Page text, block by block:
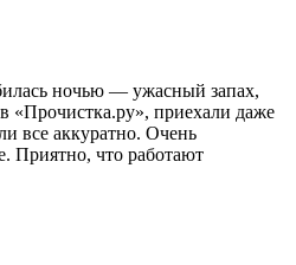
ночью — ужасный запах,
«Прочистка.ру», приехали даже
все аккуратно. Очень
Приятно, что работают